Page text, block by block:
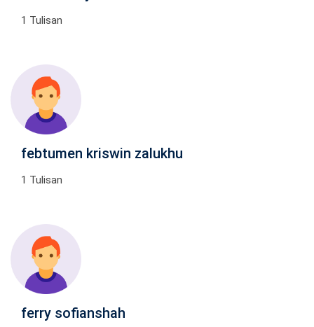
1 Tulisan
febtumen kriswin zalukhu
1 Tulisan
ferry sofianshah